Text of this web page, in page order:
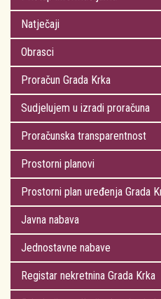
Natječaji
Obrasci
Proračun Grada Krka
Sudjelujem u izradi proračuna
Proračunska transparentnost
Prostorni planovi
Prostorni plan uređenja Grada
Javna nabava
Jednostavne nabave
Registar nekretnina Grada Krka